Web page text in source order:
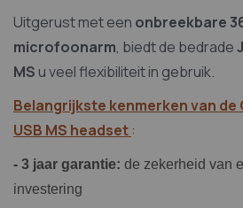
Uitgerust met een onbreekbare
microfoonarm, biedt de bedrade
MS u veel flexibiliteit in gebruik.
Belangrijkste kenmerken van de
USB MS headset:
- 3 jaar garantie: de zekerheid van
investering